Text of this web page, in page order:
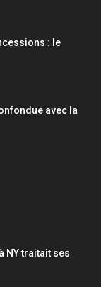
: le
avec la
NY traitait ses